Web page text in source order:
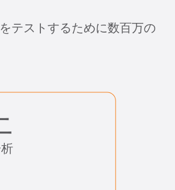
テストするために数百万の